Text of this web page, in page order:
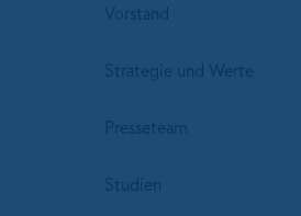
Vorstand
Strategie und Werte
Presseteam
Studien